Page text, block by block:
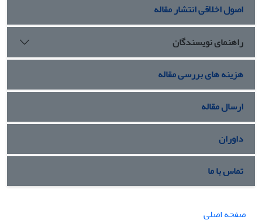
اصول اخلاقی انتشار مقاله
راهنمای نویسندگان
هزینه های بررسی مقاله
ارسال مقاله
داوران
تماس با ما
صفحه اصلی